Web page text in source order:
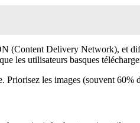
(Content Delivery Network), et
les utilisateurs basques
les images (souvent